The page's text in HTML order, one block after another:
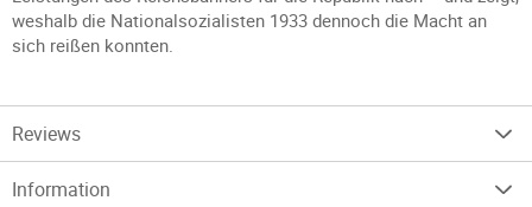
weshalb die Nationalsozialisten 1933 dennoch die Macht an
sich reißen konnten.
Reviews
Information